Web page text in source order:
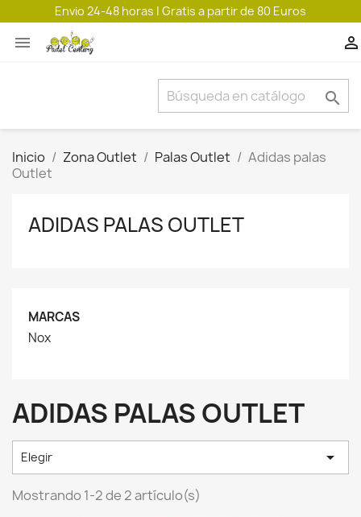
Envio 24-48 horas | Gratis a partir de 80 Euros
 

Inicio Zona Outlet Palas Outlet
Adidas palas
Outlet
ADIDAS PALAS OUTLET
MARCAS
Nox
ADIDAS PALAS OUTLET
Elegir 
Mostrando 1-2 de 2 artículo(s)